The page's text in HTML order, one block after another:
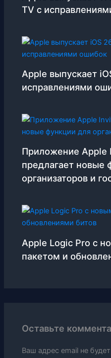
TV с
Apple выпускает
исправлениями
Приложение Apple
предлагает новые
организаторов и
Apple Logic Pro с
пакетом и
Оставьте
Ваш адрес email не